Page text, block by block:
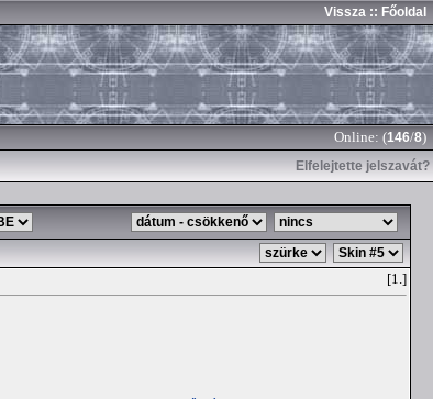
Vissza :: Főoldal
Online: (146/8)
Elfelejtette jelszavát?
[1.]